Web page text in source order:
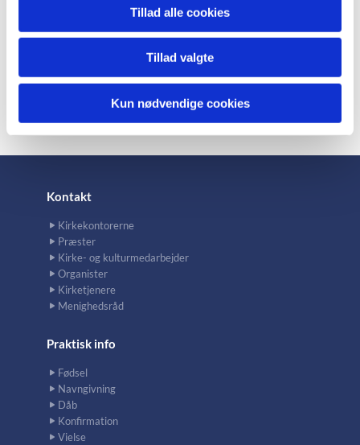
Tillad alle cookies
Tillad valgte
Kun nødvendige cookies
Kontakt
Kirkekontorerne
Præster
Kirke- og kulturmedarbejder
Organister
Kirketjenere
Menighedsråd
Praktisk info
Fødsel
Navngivning
Dåb
Konfirmation
Vielse